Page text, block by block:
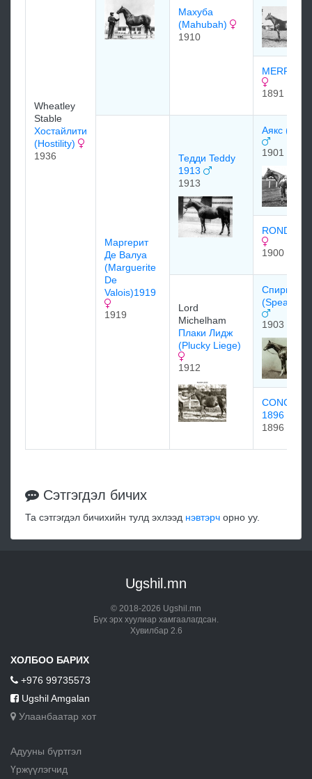
Wheatley
Stable
Хостайлити
(Hostility)
1936
Махуба
(Mahubah)
1910
MERRY
1891
Маргерит
Де Валуа
(Marguerite
De
Valois)1919
1919
Тедди Teddy
1913
1913
Аякс
1901
1900
Lord
Michelham
Плаки Лидж
(Plucky Liege)
1912
Спирминт
1903
1896
1896
Сэтгэгдэл бичих
Та сэтгэгдэл бичихийн тулд эхлээд нэвтэрч орно уу.
Ugshil.mn
© 2018-2026 Ugshil.mn
Бүх эрх хуулиар хамгаалагдсан.
Хувилбар 2.6
ХОЛБОО БАРИХ
+976 99735573
Ugshil Amgalan
Улаанбаатар хот
Адууны бүртгэл
Үржүүлэгчид